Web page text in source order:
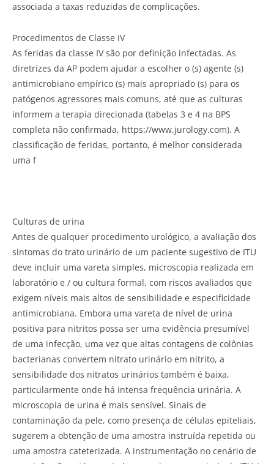
associada a taxas reduzidas de complicações.
Procedimentos de Classe IV
As feridas da classe IV são por definição infectadas. As
diretrizes da AP podem ajudar a escolher o (s) agente (s)
antimicrobiano empírico (s) mais apropriado (s) para os
patógenos agressores mais comuns, até que as culturas
informem a terapia direcionada (tabelas 3 e 4 na BPS
completa não confirmada, https://www.jurology.com). A
classificação de feridas, portanto, é melhor considerada
uma f
Culturas de urina
Antes de qualquer procedimento urológico, a avaliação dos
sintomas do trato urinário de um paciente sugestivo de ITU
deve incluir uma vareta simples, microscopia realizada em
laboratório e / ou cultura formal, com riscos avaliados que
exigem níveis mais altos de sensibilidade e especificidade
antimicrobiana. Embora uma vareta de nível de urina
positiva para nitritos possa ser uma evidência presumível
de uma infecção, uma vez que altas contagens de colônias
bacterianas convertem nitrato urinário em nitrito, a
sensibilidade dos nitratos urinários também é baixa,
particularmente onde há intensa frequência urinária. A
microscopia de urina é mais sensível. Sinais de
contaminação da pele, como presença de células epiteliais,
sugerem a obtenção de uma amostra instruída repetida ou
uma amostra cateterizada. A instrumentação no cenário de